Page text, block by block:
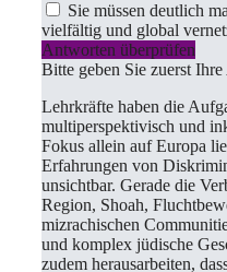
Sie müssen deutlich
vielfältig und global
Antworten überprüfen
Bitte geben Sie zuerst
Lehrkräfte haben die
multiperspektivisch und
Fokus allein auf Europa
Erfahrungen von
unsichtbar. Gerade die
Region, Shoah,
mizrachischen
und komplex jüdische
zudem herausarbeiten,